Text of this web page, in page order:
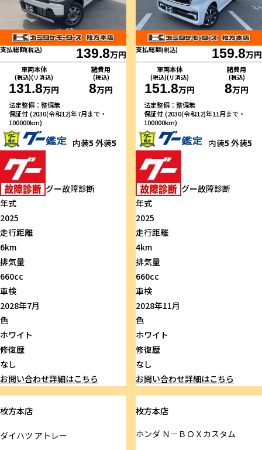
支払総額(税込) 139.8万円
車両本体
(税込)(リ済込)
131.8万円
諸費用
(税込)
8万円
法定整備：整備無
保証付 (2030(令和12)年7月まで・
100000km)
内装5 外装5
グー故障診断
年式
2025
走行距離
6km
排気量
660cc
車検
2028年7月
色
ホワイト
修復歴
なし
お問い合わせ詳細はこちら
支払総額(税込) 159.8万円
車両本体
(税込)(リ済込)
151.8万円
諸費用
(税込)
8万円
法定整備：整備無
保証付 (2030(令和12)年11月まで・
100000km)
内装5 外装5
グー故障診断
年式
2025
走行距離
4km
排気量
660cc
車検
2028年11月
色
ホワイト
修復歴
なし
お問い合わせ詳細はこちら
枚方本店
ダイハツ アトレー
枚方本店
ホンダＮ－ＢＯＸカスタム